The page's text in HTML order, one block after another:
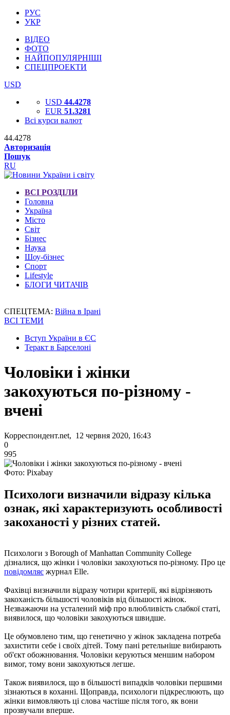
РУС
УКР
ВІДЕО
ФОТО
НАЙПОПУЛЯРНІШІ
СПЕЦПРОЕКТИ
USD
USD 44.4278
EUR 51.3281
Всі курси валют
44.4278
Авторизація
Пошук
RU
ВСІ РОЗДІЛИ
Головна
Україна
Місто
Світ
Бізнес
Наука
Шоу-бізнес
Спорт
Lifestyle
БЛОГИ ЧИТАЧІВ
СПЕЦТЕМА: Війна в Ірані
ВСІ ТЕМИ
Вступ України в ЄС
Теракт в Барселоні
Чоловіки і жінки
закохуються по-різному -
вчені
Корреспондент.net, 12 червня 2020, 16:43
0
995
Фото: Pixabay
Психологи визначили відразу кілька
ознак, які характеризують особливості
закоханості у різних статей.
Психологи з Borough of Manhattan Community College
дізналися, що жінки і чоловіки закохуються по-різному. Про це
повідомляє журнал Elle.
Фахівці визначили відразу чотири критерії, які відрізняють
закоханість більшості чоловіків від більшості жінок.
Незважаючи на усталений міф про влюбливість слабкої статі,
виявилося, що чоловіки закохуються швидше.
Це обумовлено тим, що генетично у жінок закладена потреба
захистити себе і своїх дітей. Тому пані ретельніше вибирають
об'єкт обожнювання. Чоловіки керуються меншим набором
вимог, тому вони закохуються легше.
Також виявилося, що в більшості випадків чоловіки першими
зізнаються в коханні. Щоправда, психологи підкреслюють, що
жінки вимовляють ці слова частіше після того, як вони
прозвучали вперше.